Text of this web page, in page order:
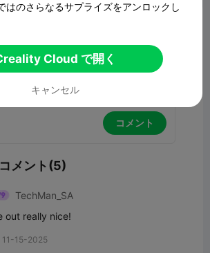
コメント
メント(5)
TechMan_SA
out really nice!
11-15-2025
はのさらなるサプライズをアンロックし
Cloud で開く
キャンセル